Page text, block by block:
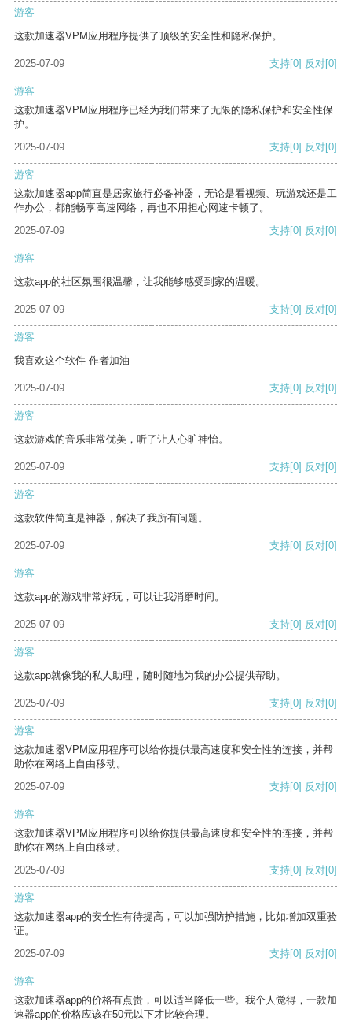
游客
这款加速器VPM应用程序提供了顶级的安全性和隐私保护。
2025-07-09 支持[0] 反对[0]
游客
这款加速器VPM应用程序已经为我们带来了无限的隐私保护和安全性保
护。
2025-07-09
支持[0] 反对[0]
游客
这款加速器app简直是居家旅行必备神器，无论是看视频、玩游戏还是工
作办公，都能畅享高速网络，再也不用担心网速卡顿了。
2025-07-09
支持[0] 反对[0]
游客
这款app的社区氛围很温馨，让我能够感受到家的温暖。
2025-07-09 支持[0] 反对[0]
游客
我喜欢这个软件 作者加油
2025-07-09 支持[0] 反对[0]
游客
这款游戏的音乐非常优美，听了让人心旷神怡。
2025-07-09 支持[0] 反对[0]
游客
这款软件简直是神器，解决了我所有问题。
2025-07-09 支持[0] 反对[0]
游客
这款app的游戏非常好玩，可以让我消磨时间。
2025-07-09 支持[0] 反对[0]
游客
这款app就像我的私人助理，随时随地为我的办公提供帮助。
2025-07-09 支持[0] 反对[0]
游客
这款加速器VPM应用程序可以给你提供最高速度和安全性的连接，并帮
助你在网络上自由移动。
2025-07-09
支持[0] 反对[0]
游客
这款加速器VPM应用程序可以给你提供最高速度和安全性的连接，并帮
助你在网络上自由移动。
2025-07-09
支持[0] 反对[0]
游客
这款加速器app的安全性有待提高，可以加强防护措施，比如增加双重验
证。
2025-07-09
支持[0] 反对[0]
游客
这款加速器app的价格有点贵，可以适当降低一些。我个人觉得，一款加
速器app的价格应该在50元以下才比较合理。